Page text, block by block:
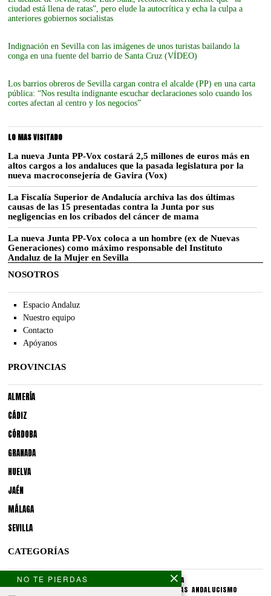
ciudad está llena de ratas”, pero elude la autocrítica y echa la culpa a
anteriores gobiernos socialistas
Indignación en Sevilla con las imágenes de unos turistas bailando la
conga en una fuente del barrio de Santa Cruz (VÍDEO)
Los barrios obreros de Sevilla cargan contra el alcalde (PP) en una carta
pública: “Nos resulta indignante escuchar declaraciones solo cuando los
cortes afectan al centro y los negocios”
LO MAS VISITADO
La nueva Junta PP-Vox costará 2,5 millones de euros más en
altos cargos a los andaluces que la pasada legislatura por la
nueva macroconsejería de Gavira (Vox)
La Fiscalía Superior de Andalucía archiva las dos últimas
causas de las 15 presentadas contra la Junta por sus
negligencias en los cribados del cáncer de mama
La nueva Junta PP-Vox coloca a un hombre (ex de Nuevas
Generaciones) como máximo responsable del Instituto
Andaluz de la Mujer en Sevilla
NOSOTROS
Espacio Andaluz
Nuestro equipo
Contacto
Apóyanos
PROVINCIAS
ALMERÍA
CÁDIZ
CÓRDOBA
GRANADA
HUELVA
JAÉN
MÁLAGA
SEVILLA
CATEGORÍAS
POLÍTICA SOCIEDAD CULTURA LO PÚBLICO
ANDALUCÍA
PROVINCIAS ANDALUCISMO
NO TE PIERDAS